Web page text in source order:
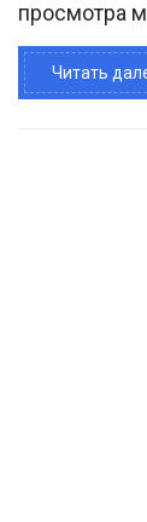
просмотра
Читать